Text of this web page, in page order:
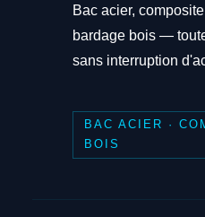
Bac acier,
bardage bois —
sans interruption
BAC ACIER ·
BOIS